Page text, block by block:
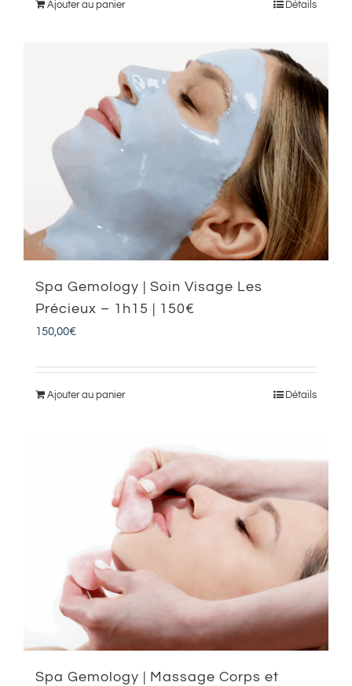
Ajouter au panier Détails
Spa Gemology | Soin Visage Les
Précieux – 1h15 | 150€
150,00€
Ajouter au panier Détails
Spa Gemology | Massage Corps et